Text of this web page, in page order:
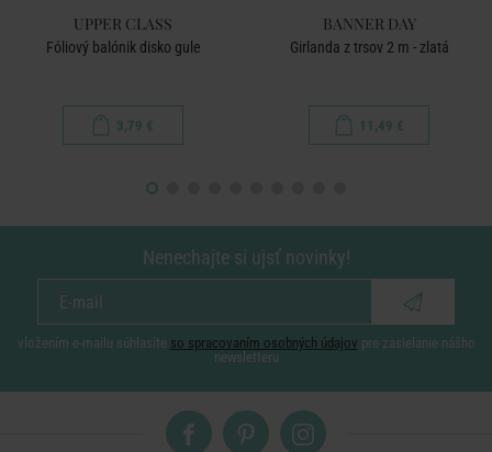
UPPER CLASS
Fóliový balónik disko gule
3,79 €
BANNER DAY
Girlanda z trsov 2 m - zlatá
11,49 €
Nenechajte si ujsť novinky!
vložením e-mailu súhlasíte so spracovaním osobných údajov pre zasielanie nášho
newsletteru